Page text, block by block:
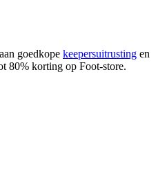
goedkope keepersuitrusting en
80% korting op Foot-store.